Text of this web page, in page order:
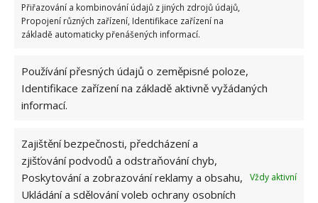
Přiřazování a kombinování údajů z jiných zdrojů údajů,
Propojení různých zařízení, Identifikace zařízení na
základě automaticky přenášených informací.
Používání přesných údajů o zeměpisné poloze,
Identifikace zařízení na základě aktivně vyžádaných
informací.
Zajištění bezpečnosti, předcházení a
zjišťování podvodů a odstraňování chyb,
Poskytování a zobrazování reklamy a obsahu,
Ukládání a sdělování voleb ochrany osobních
Vždy aktivní
Zdroj:ThisOldHouse